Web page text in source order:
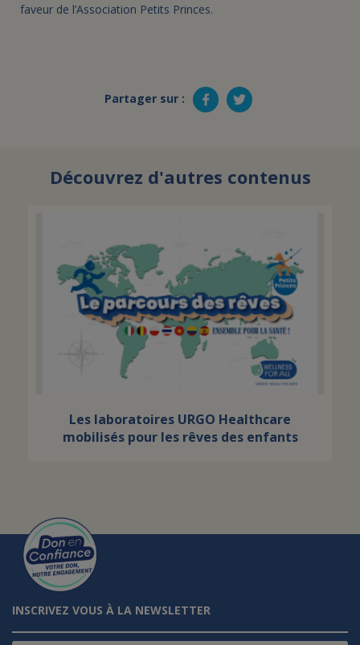
faveur de l’Association Petits Princes.
Partager sur :
Découvrez d'autres contenus
Les laboratoires URGO Healthcare
mobilisés pour les rêves des enfants
INSCRIVEZ VOUS À LA NEWSLETTER